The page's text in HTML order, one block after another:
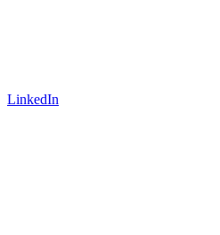
LinkedIn